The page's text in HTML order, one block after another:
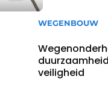
WEGENBOUW
veiligheid